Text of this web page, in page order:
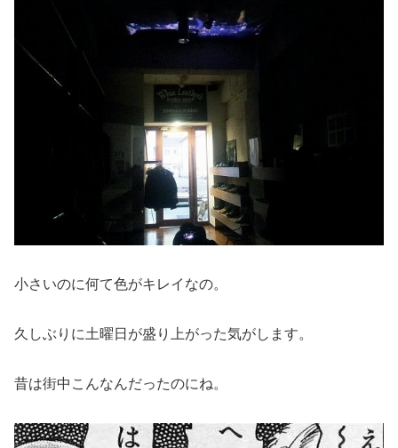
小さいのに何て色がキレイなの。
久しぶりに土曜日が盛り上がった気がします。
昔は街中こんなんだったのにね。